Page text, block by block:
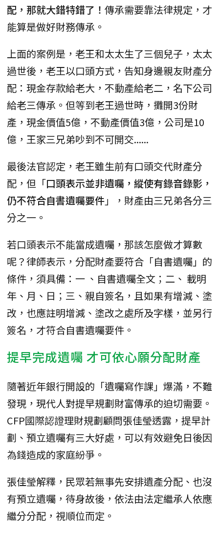
配，那就大錯特錯了！ 傳承需要靠法律規定，才
能算是做好財務傳承。
上面的案例是，老王和太太生了三個兒子，太太
過世後，老王以口頭方式，告知身邊親友財產分
配：現金存款給老大，不動產給老二，名下公司
給老三傳承。但等到老王過世時，攤開3份財
產，現金價值5億，不動產價值3億，公司是10
億，王家三兄弟吵到不可開交......
最後法官認定，老王雖生前有口頭交代財產分
配，但「口頭表示並非遺囑，縱使有錄音錄影，
仍不符合自書遺囑要件」，財產由三兄弟各分三
分之一。
若口頭表示不能當成遺囑，那該怎麼做才算數
呢？律師表示，分配財產要符合「自書遺囑」的
條件，須具備：一 、自書遺囑全文；二、 載明
年、月、日；三、親自簽名，且如果有增減、塗
改，也應註明增減、塗改之處所及字樣，並另行
簽名，才符合自書遺囑要件。
提早完成遺囑 才可依心願分配財產
隨著近年銀行開設的「遺囑寫作課」爆滿，不難
發現，現代人對提早規劃財富傳承的迫切需要。
CFP國際認證理財規劃顧問張佳瑩透露，提早計
劃、預立遺囑有三大好處，可以有效避免日後因
為錢造成的家庭紛爭。
張佳瑩解釋，民眾若無事先安排遺產分配、也沒
有預立遺囑，待身故後，依法由法定繼承人依應
繼分分配，視順位而定。